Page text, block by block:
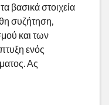
βασικά στοιχεία
συζήτηση,
και των
ενός
Ας